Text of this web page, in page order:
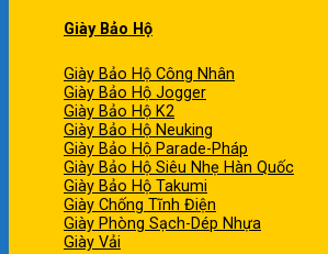
Giày Bảo Hộ
Giày Bảo Hộ Công Nhân
Giày Bảo Hộ Jogger
Giày Bảo Hộ K2
Giày Bảo Hộ Neuking
Giày Bảo Hộ Parade-Pháp
Giày Bảo Hộ Siêu Nhẹ Hàn Quốc
Giày Bảo Hộ Takumi
Giày Chống Tĩnh Điện
Giày Phòng Sạch-Dép Nhựa
Giày Vải